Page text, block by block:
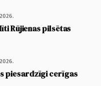
Rūjienas pilsētas
piesardzīgi cerīgas